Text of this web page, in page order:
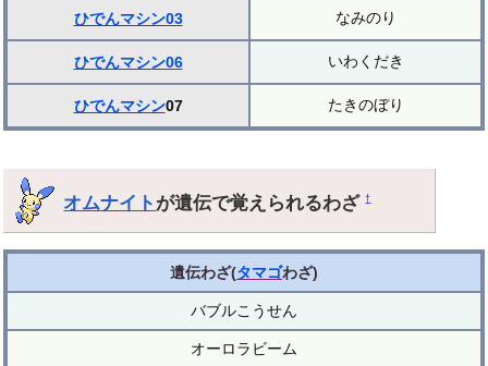
ひでんマシン03 なみのり
ひでんマシン06 いわくだき
ひでんマシン07 たきのぼり
オムナイトが遺伝で覚えられるわざ†
遺伝わざ(タマゴわざ)
バブルこうせん
オーロラビーム